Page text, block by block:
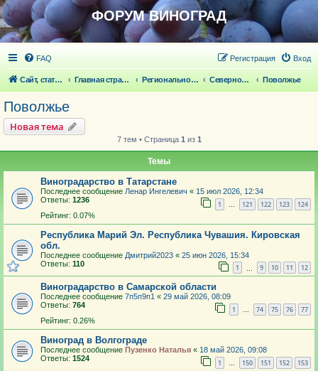
ФОРУМ ВИНОГРАД
FAQ Вход
Регистрация
Сайт, статьи Главная страница Региональное виноградарство Северное виноградарство Поволжье
Поволжье
Новая тема
7 тем • Страница 1 из 1
Темы
Виноградарство в Татарстане
Последнее сообщение Ленар Ингелевич « 15 июл 2026, 12:34
Ответы: 1236 1 … 121 122 123 124
Рейтинг: 0.07%
Республика Марий Эл. Республика Чувашия. Кировская
обл.
Последнее сообщение Дмитрий2023 « 25 июн 2026, 15:34
Ответы: 110 1 9 10 11 12
Виноградарство в Самарской области
Последнее сообщение 7п5п9п1 « 29 май 2026, 08:09
Ответы: 764 1 … 74 75 76 77
Рейтинг: 0.26%
Виноград в Волгограде
Последнее сообщение Пузенко Наталья « 18 май 2026, 09:08
Ответы: 1524 1 … 150 151 152 153